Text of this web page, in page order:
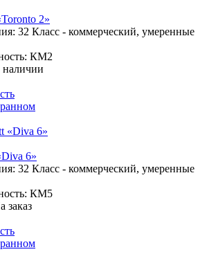
2»
32 Класс - коммерческий, умеренные
КМ2
6»
32 Класс - коммерческий, умеренные
КМ5
заказ